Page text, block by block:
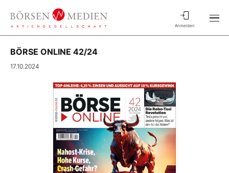
Anmelden
BÖRSE ONLINE 42/24
17.10.2024